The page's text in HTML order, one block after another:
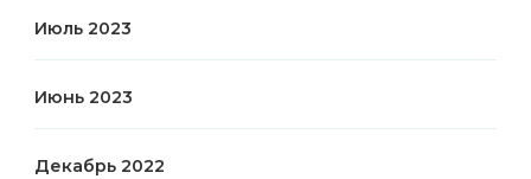
Июль 2023
Июнь 2023
Декабрь 2022